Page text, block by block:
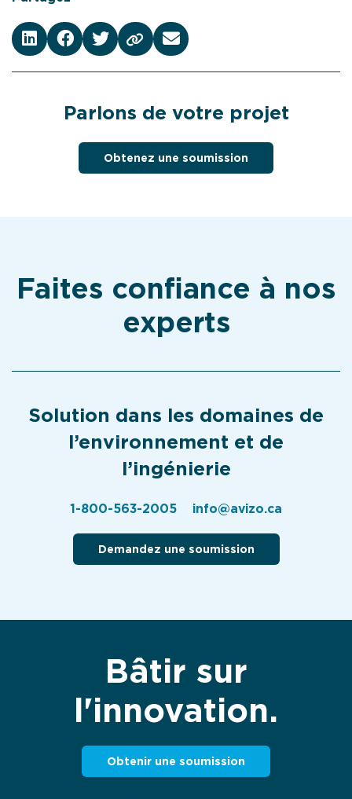
Parlons de votre projet
Obtenez une soumission
Faites confiance à nos
experts
Solution dans les domaines de
l’environnement et de
l’ingénierie
1-800-563-2005 info@avizo.ca
Demandez une soumission
Bâtir sur
l'innovation.
Obtenir une soumission